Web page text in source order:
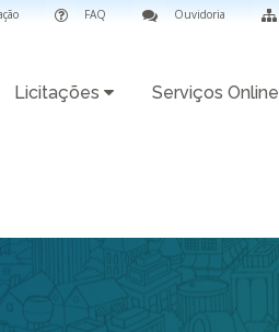
Ouvidoria
FAQ
Licitações Serviços Online